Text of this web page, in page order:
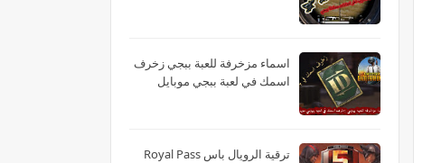
اسماء مزخرفة للعبة ببجي زخرف
اسمك في لعبة ببجي موبايل
ترقية الرويال باس Royal Pass